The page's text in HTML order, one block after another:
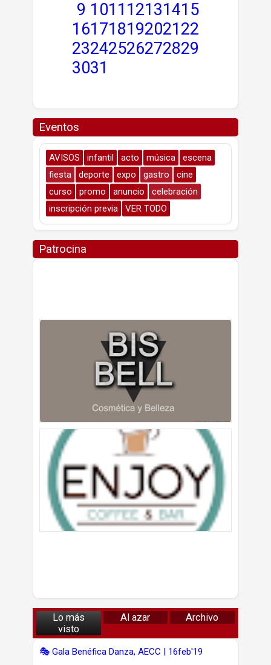
9 1011 12131415
161718192021 22
23242526272829
3031
Eventos
AVISOS infantil acto música
escena
fiesta
deporte expo gastro
cine
curso
promo anuncio
celebración
inscripción previa
VER TODO
Patrocina
Lo más
visto
Al azar Archivo
🎭 Gala Benéfica Danza, AECC | 16feb'19